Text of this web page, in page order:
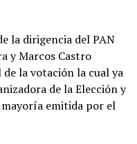
la dirigencia del PAN
y Marcos Castro
la votación la cual ya
de la Elección y
emitida por el